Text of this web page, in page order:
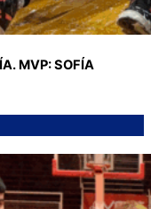
MVP: SOFÍA